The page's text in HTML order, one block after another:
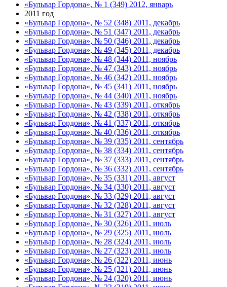
«Бульвар Гордона», № 1 (349) 2012, январь
2011 год
«Бульвар Гордона», № 52 (348) 2011, декабрь
«Бульвар Гордона», № 51 (347) 2011, декабрь
«Бульвар Гордона», № 50 (346) 2011, декабрь
«Бульвар Гордона», № 49 (345) 2011, декабрь
«Бульвар Гордона», № 48 (344) 2011, ноябрь
«Бульвар Гордона», № 47 (343) 2011, ноябрь
«Бульвар Гордона», № 46 (342) 2011, ноябрь
«Бульвар Гордона», № 45 (341) 2011, ноябрь
«Бульвар Гордона», № 44 (340) 2011, ноябрь
«Бульвар Гордона», № 43 (339) 2011, откябрь
«Бульвар Гордона», № 42 (338) 2011, откябрь
«Бульвар Гордона», № 41 (337) 2011, откябрь
«Бульвар Гордона», № 40 (336) 2011, откябрь
«Бульвар Гордона», № 39 (335) 2011, сентябрь
«Бульвар Гордона», № 38 (334) 2011, сентябрь
«Бульвар Гордона», № 37 (333) 2011, сентябрь
«Бульвар Гордона», № 36 (332) 2011, сентябрь
«Бульвар Гордона», № 35 (331) 2011, август
«Бульвар Гордона», № 34 (330) 2011, август
«Бульвар Гордона», № 33 (329) 2011, август
«Бульвар Гордона», № 32 (328) 2011, август
«Бульвар Гордона», № 31 (327) 2011, август
«Бульвар Гордона», № 30 (326) 2011, июль
«Бульвар Гордона», № 29 (325) 2011, июль
«Бульвар Гордона», № 28 (324) 2011, июль
«Бульвар Гордона», № 27 (323) 2011, июль
«Бульвар Гордона», № 26 (322) 2011, июнь
«Бульвар Гордона», № 25 (321) 2011, июнь
«Бульвар Гордона», № 24 (320) 2011, июнь